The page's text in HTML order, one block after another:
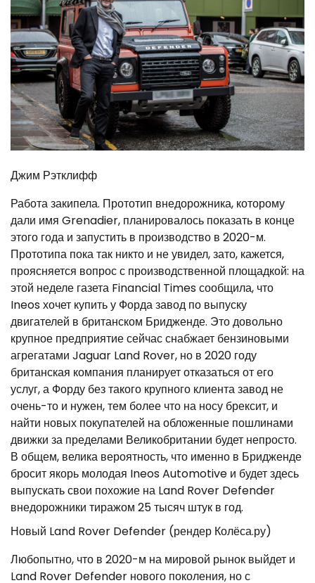
Джим Рэтклифф
Работа закипела. Прототип внедорожника, которому
дали имя Grenadier, планировалось показать в конце
этого года и запустить в производство в 2020-м.
Прототипа пока так никто и не увидел, зато, кажется,
проясняется вопрос с производственной площадкой: на
этой неделе газета Financial Times сообщила, что
Ineos хочет купить у Форда завод по выпуску
двигателей в британском Бридженде. Это довольно
крупное предприятие сейчас снабжает бензиновыми
агрегатами Jaguar Land Rover, но в 2020 году
британская компания планирует отказаться от его
услуг, а Форду без такого крупного клиента завод не
очень-то и нужен, тем более что на носу брексит, и
найти новых покупателей на обложенные пошлинами
движки за пределами Великобритании будет непросто.
В общем, велика вероятность, что именно в Бридженде
бросит якорь молодая Ineos Automotive и будет здесь
выпускать свои похожие на Land Rover Defender
внедорожники тиражом 25 тысяч штук в год.
Новый Land Rover Defender (рендер Колёса.ру)
Любопытно, что в 2020-м на мировой рынок выйдет и
Land Rover Defender нового поколения, но с